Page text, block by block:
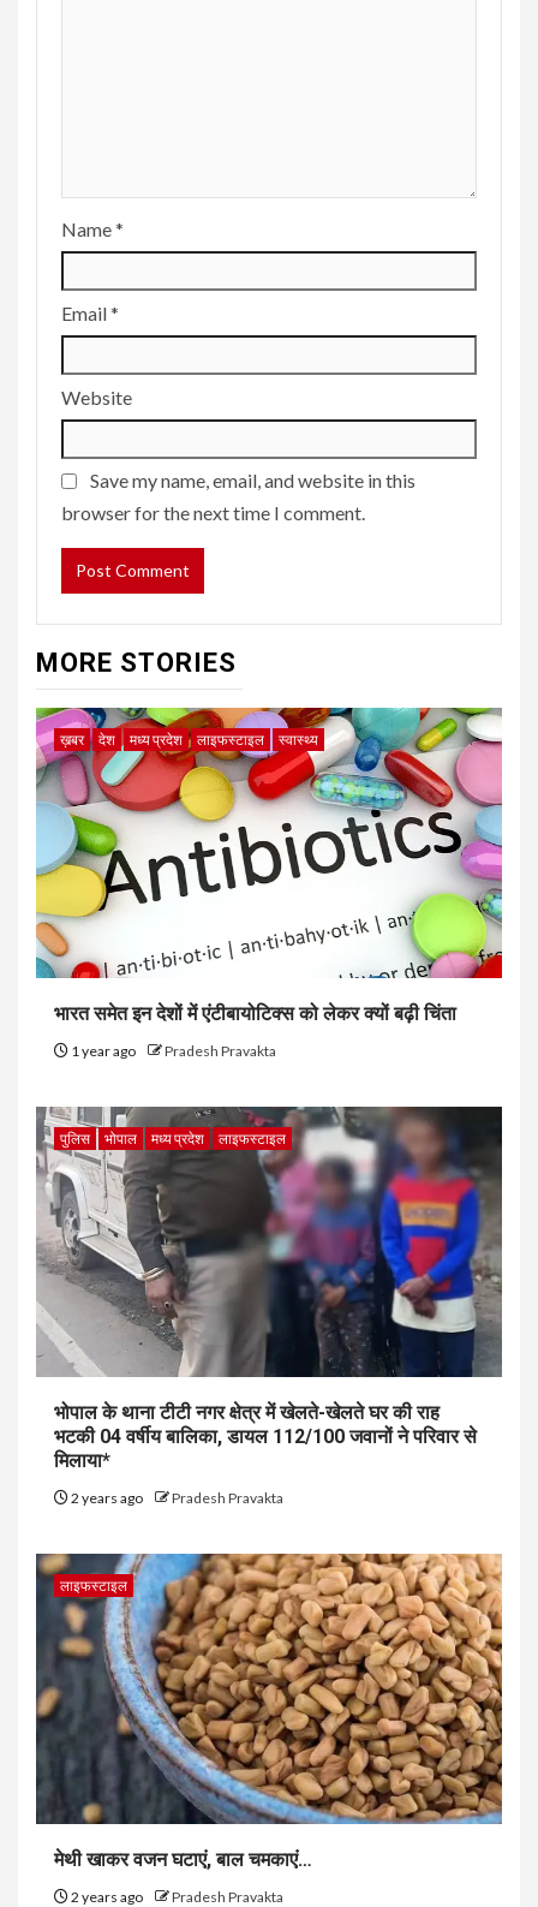
Name*
Email*
Website
Save my name, email, and website in this
browser for the next time I comment.
MORE STORIES
ख़बर देश मध्य प्रदेश लाइफस्टाइल स्वास्थ्य
भारत समेत इन देशों में एंटीबायोटिक्स को लेकर क्यों बढ़ी चिंता
1 year ago Pradesh Pravakta
पुलिस भोपाल मध्य प्रदेश लाइफस्टाइल
भोपाल के थाना टीटी नगर क्षेत्र में खेलते-खेलते घर की राह
भटकी 04 वर्षीय बालिका, डायल 112/100 जवानों ने परिवार से
मिलाया*
2 years ago Pradesh Pravakta
लाइफस्टाइल
मेथी खाकर वजन घटाएं, बाल चमकाएं…
2 years ago Pradesh Pravakta